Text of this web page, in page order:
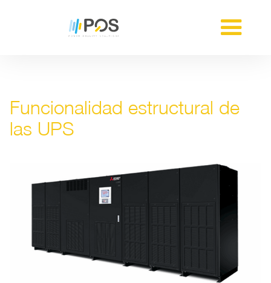
Funcionalidad estructural de
las UPS